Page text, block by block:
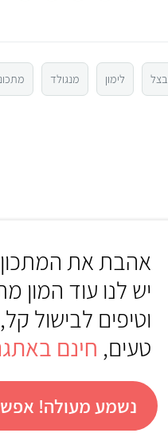
בצל לימון מנגולד
אהבת את המתכון
יש לנו עוד המון
וטיפים לבישול
טעים, חינם באתגר
נשמע מעולה!